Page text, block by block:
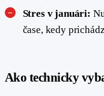
Stres v januári:
čase, kedy
Ako technicky